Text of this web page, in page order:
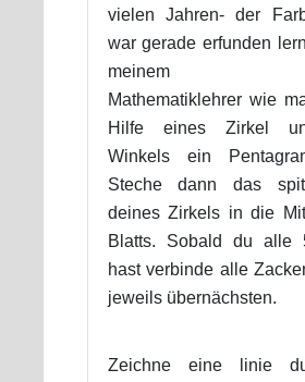
vielen Jahren- der
war gerade erfunden
meinem
Mathematiklehrer wie
Hilfe eines Zirkel
Winkels ein
Steche dann das
deines Zirkels in die
Blatts. Sobald du alle
hast verbinde alle
jeweils übernächsten.
Zeichne eine linie